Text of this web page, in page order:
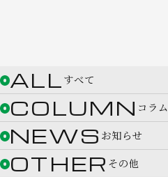
ALL すべて
COLUMN コラム
NEWS お知らせ
OTHER その他